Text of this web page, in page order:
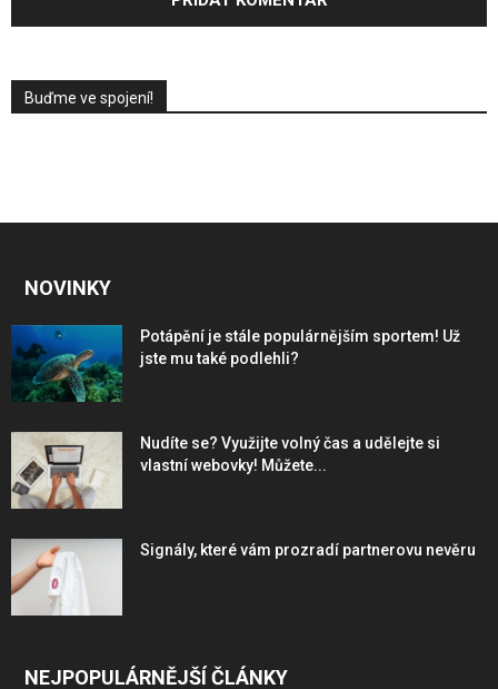
Buďme ve spojení!
NOVINKY
Potápění je stále populárnějším sportem! Už
jste mu také podlehli?
Nudíte se? Využijte volný čas a udělejte si
vlastní webovky! Můžete...
Signály, které vám prozradí partnerovu nevěru
NEJPOPULÁRNĚJŠÍ ČLÁNKY